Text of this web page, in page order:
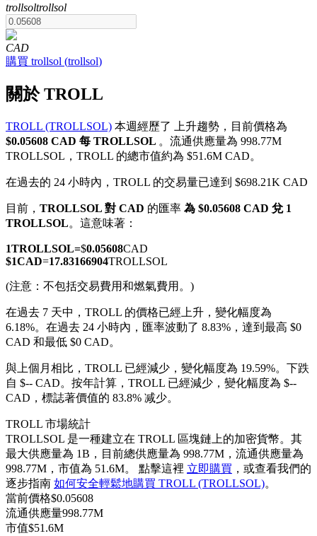
幣本位永續
以數字貨幣為保證金的永續合約
TradFi
USDC永續
trollsoltrollsol
CAD
購買 trollsol (trollsol)
關於 TROLL
TROLL (TROLLSOL) 本週經歷了 上升趨勢，目前價格為
$0.05608 CAD 每 TROLLSOL 。流通供應量為 998.77M
TROLLSOL，TROLL 的總市值約為 $51.6M CAD。
在過去的 24 小時內，TROLL 的交易量已達到 $698.21K CAD
目前， TROLLSOL 對 CAD 的匯率 為 $0.05608 CAD 兌 1
TROLLSOL。這意味著：
1TROLLSOL=$0.05608CAD
$1CAD=17.83166904TROLLSOL
(注意：不包括交易費用和燃氣費用。)
在過去 7 天中，TROLL 的價格已經上升，變化幅度為
6.18%。 在過去 24 小時內，匯率波動了 8.83%，達到最高 $0
CAD 和最低 $0 CAD。
與上個月相比，TROLL 已經減少，變化幅度為 19.59%。下跌
自 $-- CAD。 按年計算，TROLL 已經減少，變化幅度為 $--
CAD，標誌著價值的 83.8% 减少。
TROLL 市場統計
TROLLSOL 是一種建立在 TROLL 區塊鏈上的加密貨幣。其
最大供應量為 1B，目前總供應量為 998.77M，流通供應量為
998.77M，市值為 51.6M。 點擊這裡 立即購買 ，或查看我們的
逐步指南 如何安全輕鬆地購買 TROLL (TROLLSOL)。
當前價格$0.05608
流通供應量998.77M
市值$51.6M